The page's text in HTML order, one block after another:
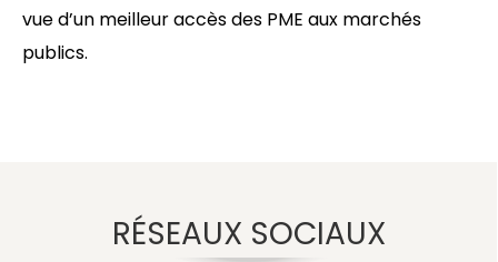
vue d’un meilleur accès des PME aux marchés
publics.
RÉSEAUX SOCIAUX